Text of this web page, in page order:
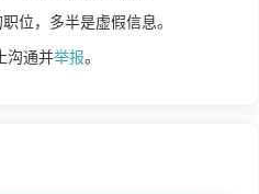
位，多半是虚假信息。
沟通并举报。